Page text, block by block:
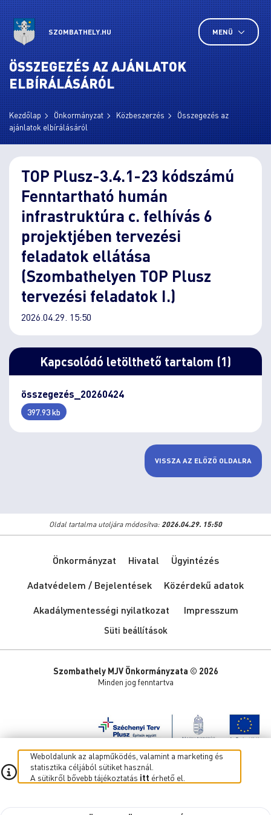
SZOMBATHELY.HU MENÜ
ÖSSZEGEZÉS AZ AJÁNLATOK
ELBÍRÁLÁSÁRÓL
Kezdőlap Önkormányzat Közbeszerzés
Összegezés az
ajánlatok elbírálásáról
TOP Plusz-3.4.1-23 kódszámú
Fenntartható humán
infrastruktúra c. felhívás 6
projektjében tervezési
feladatok ellátása
(Szombathelyen TOP Plusz
tervezési feladatok I.)
2026.04.29. 15:50
Kapcsolódó letölthető tartalom (1)
összegezés_20260424
397.93 kb
VISSZA AZ ELŐZŐ OLDALRA
Oldal tartalma utoljára módosítva: 2026.04.29. 15:50
Önkormányzat Hivatal
Ügyintézés
Adatvédelem / Bejelentések
Közérdekű adatok
Akadálymentességi nyilatkozat
Impresszum
Süti beállítások
Szombathely MJV Önkormányzata © 2026
Minden jog fenntartva
Weboldalunk az alapműködés, valamint a marketing és
statisztika céljából sütiket használ.
A sütikről bővebb tájékoztatás itt érhető el.